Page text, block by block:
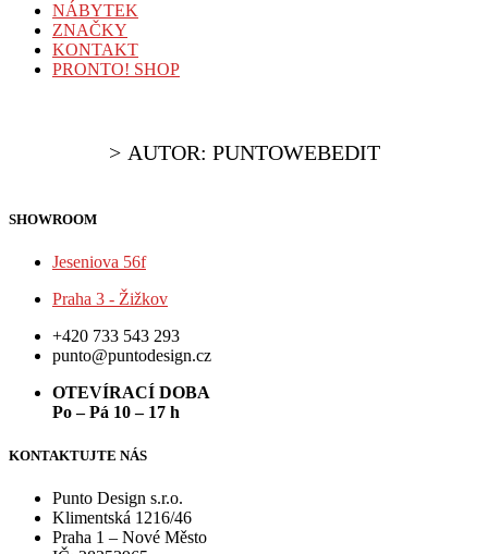
NÁBYTEK
ZNAČKY
KONTAKT
PRONTO! SHOP
AUTOR: PUNTOWEBEDIT
SHOWROOM
Jeseniova 56f
Praha 3 - Žižkov
+420 733 543 293
punto@puntodesign.cz
OTEVÍRACÍ DOBA
Po – Pá 10 – 17 h
KONTAKTUJTE NÁS
Punto Design s.r.o.
Klimentská 1216/46
Praha 1 – Nové Město